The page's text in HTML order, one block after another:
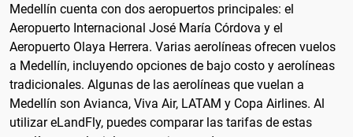
Medellín cuenta con dos aeropuertos principales: el
Aeropuerto Internacional José María Córdova y el
Aeropuerto Olaya Herrera. Varias aerolíneas ofrecen vuelos
a Medellín, incluyendo opciones de bajo costo y aerolíneas
tradicionales. Algunas de las aerolíneas que vuelan a
Medellín son Avianca, Viva Air, LATAM y Copa Airlines. Al
utilizar eLandFly, puedes comparar las tarifas de estas